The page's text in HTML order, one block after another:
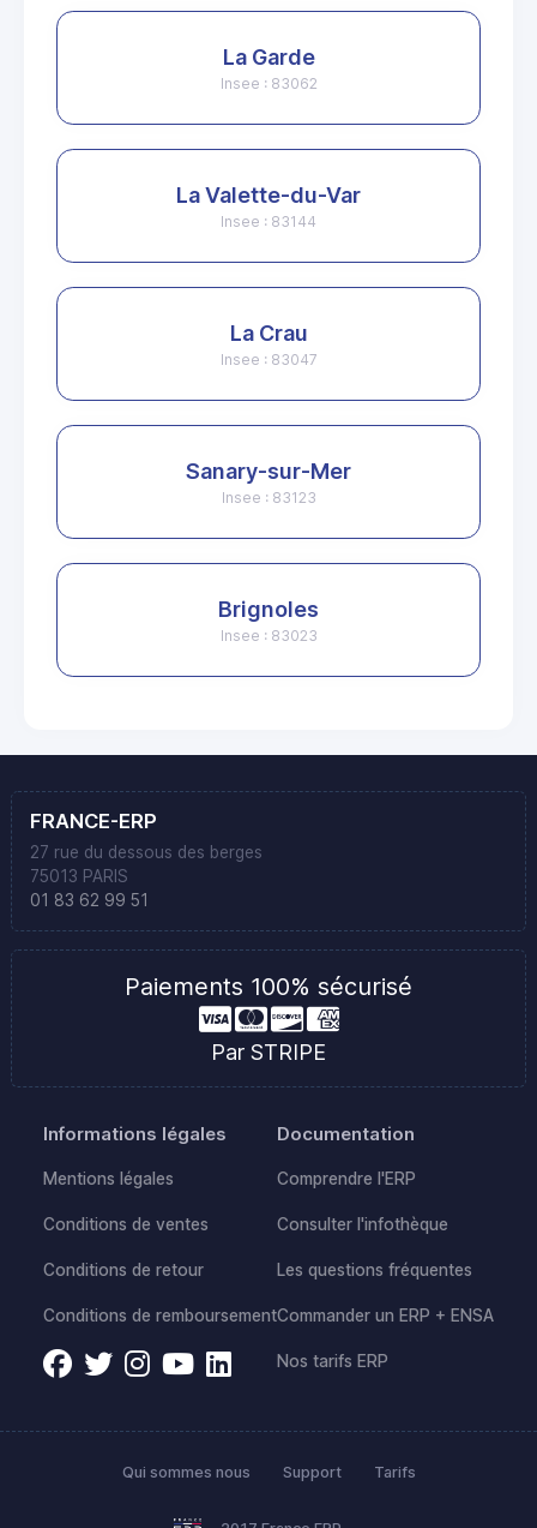
La Garde
Insee : 83062
La Valette-du-Var
Insee : 83144
La Crau
Insee : 83047
Sanary-sur-Mer
Insee : 83123
Brignoles
Insee : 83023
FRANCE-ERP
27 rue du dessous des berges
75013 PARIS
01 83 62 99 51
Paiements 100% sécurisé
Par STRIPE
Informations légales
Mentions légales
Conditions de ventes
Conditions de retour
Conditions de remboursement
Documentation
Comprendre l'ERP
Consulter l'infothèque
Les questions fréquentes
Commander un ERP + ENSA
Nos tarifs ERP
Qui sommes nous Support Tarifs